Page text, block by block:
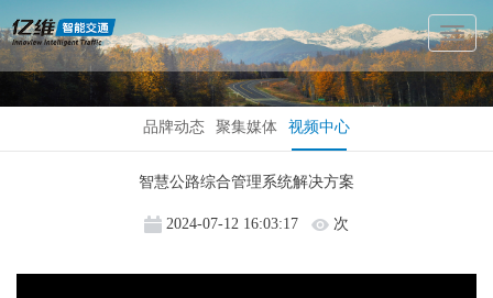
Toggle
品牌动态 聚集媒体 视频中心
智慧公路综合管理系统解决方案
2024-07-12 16:03:17 次